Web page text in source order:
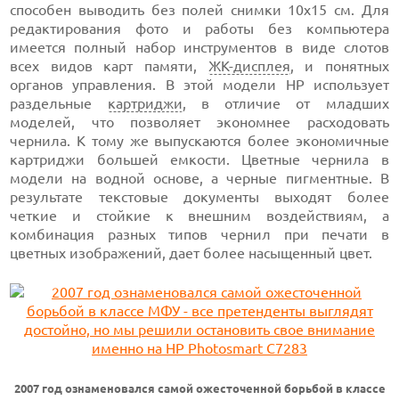
способен выводить без полей снимки 10х15 см. Для
редактирования фото и работы без компьютера
имеется полный набор инструментов в виде слотов
всех видов карт памяти, ЖК-дисплея, и понятных
органов управления. В этой модели НР использует
раздельные картриджи, в отличие от младших
моделей, что позволяет экономнее расходовать
чернила. К тому же выпускаются более экономичные
картриджи большей емкости. Цветные чернила в
модели на водной основе, а черные пигментные. В
результате текстовые документы выходят более
четкие и стойкие к внешним воздействиям, а
комбинация разных типов чернил при печати в
цветных изображений, дает более насыщенный цвет.
2007 год ознаменовался самой ожесточенной борьбой в классе